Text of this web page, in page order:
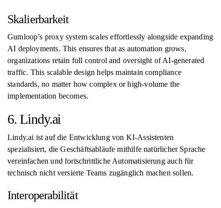
Skalierbarkeit
Gumloop’s proxy system scales effortlessly alongside expanding
AI deployments. This ensures that as automation grows,
organizations retain full control and oversight of AI-generated
traffic. This scalable design helps maintain compliance
standards, no matter how complex or high-volume the
implementation becomes.
6. Lindy.ai
Lindy.ai ist auf die Entwicklung von KI-Assistenten
spezialisiert, die Geschäftsabläufe mithilfe natürlicher Sprache
vereinfachen und fortschrittliche Automatisierung auch für
technisch nicht versierte Teams zugänglich machen sollen.
Interoperabilität